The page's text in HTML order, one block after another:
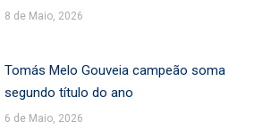
8 de Maio, 2026
Tomás Melo Gouveia campeão soma
segundo título do ano
6 de Maio, 2026